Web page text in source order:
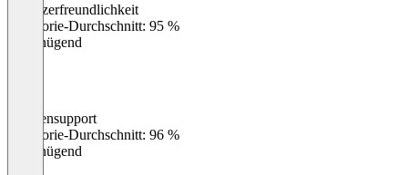
Benutzerfreundlichkeit
Kategorie-Durchschnitt: 95 %
Ungenügend
Kundensupport
Kategorie-Durchschnitt: 96 %
Ungenügend